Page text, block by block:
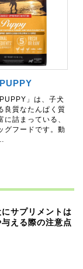
」は、子犬
良質なたんぱく質
に詰まっている、
グフードです。動
にサプリメントは
える際の注意点